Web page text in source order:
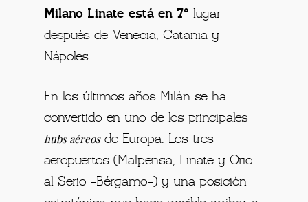
Milano Linate está en 7º lugar
después de Venecia, Catania y
Nápoles.
En los últimos años Milán se ha
convertido en uno de los principales
hubs aéreosde Europa. Los tres
aeropuertos (Malpensa, Linate y Orio
al Serio -Bérgamo-) y una posición